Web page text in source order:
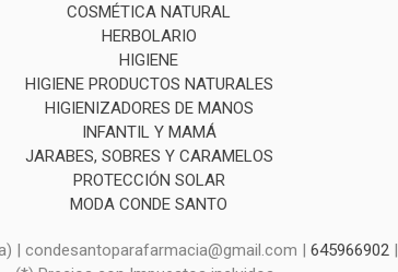
COSMÉTICA NATURAL
HERBOLARIO
HIGIENE
HIGIENE PRODUCTOS NATURALES
HIGIENIZADORES DE MANOS
INFANTIL Y MAMÁ
JARABES, SOBRES Y CARAMELOS
PROTECCIÓN SOLAR
MODA CONDE SANTO
| condesantoparafarmacia@gmail.com | 645966902|